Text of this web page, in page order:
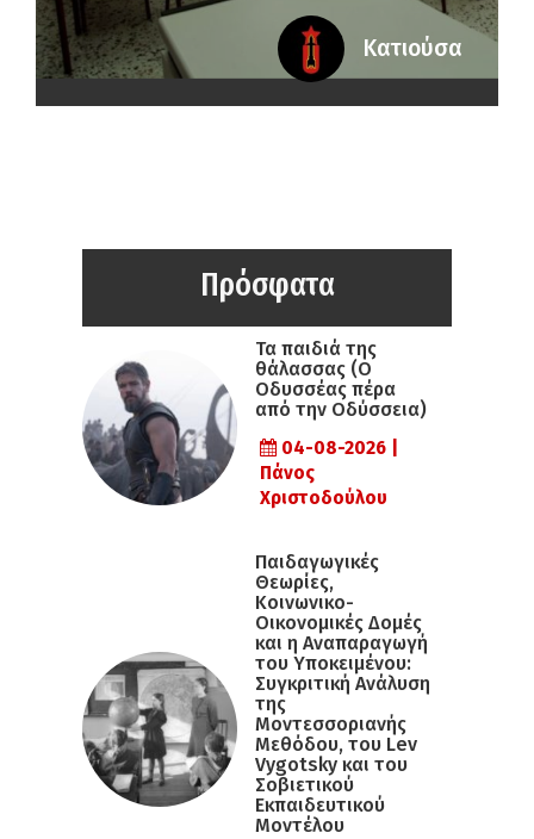
Κατιούσα
Πρόσφατα
Τα παιδιά της
θάλασσας (Ο
Οδυσσέας πέρα
από την Οδύσσεια)
04-08-2026 |
Πάνος
Χριστοδούλου
Παιδαγωγικές
Θεωρίες,
Κοινωνικο-
Οικονομικές Δομές
και η Αναπαραγωγή
του Υποκειμένου:
Συγκριτική Ανάλυση
της
Μοντεσσοριανής
Μεθόδου, του Lev
Vygotsky και του
Σοβιετικού
Εκπαιδευτικού
Μοντέλου